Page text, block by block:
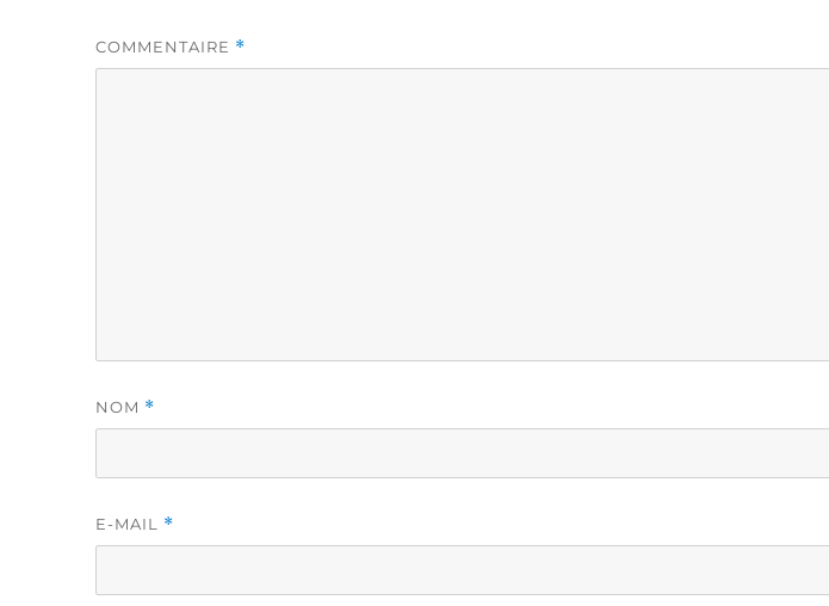
COMMENTAIRE *
NOM *
E-MAIL *